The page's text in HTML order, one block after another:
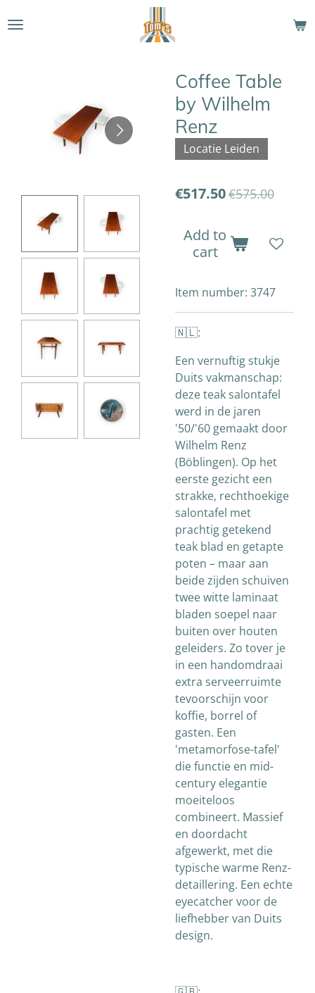
to
Coffee Table
by Wilhelm
Renz
Locatie Leiden
€517.50€575.00
Add to
cart
Item number: 3747
🇳🇱:
Een vernuftig stukje
Duits vakmanschap:
deze teak salontafel
werd in de jaren
'50/'60 gemaakt door
Wilhelm Renz
(Böblingen). Op het
eerste gezicht een
strakke, rechthoekige
salontafel met
prachtig getekend
teak blad en getapte
poten – maar aan
beide zijden schuiven
twee witte laminaat
bladen soepel naar
buiten over houten
geleiders. Zo tover je
in een handomdraai
extra serveerruimte
tevoorschijn voor
koffie, borrel of
gasten. Een
'metamorfose-tafel'
die functie en mid-
century elegantie
moeiteloos
combineert. Massief
en doordacht
afgewerkt, met die
typische warme Renz-
detaillering. Een echte
eyecatcher voor de
liefhebber van Duits
design.